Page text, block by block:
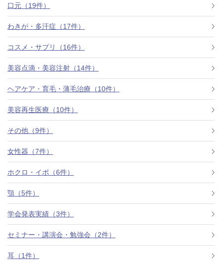
お悩みで探す
医師紹介
アクセス
西梅田から徒歩2分
ついて
よくあるご質問
美容ブログ
口元（19件）
わきが・多汗症（17件）
コスメ・サプリ（16件）
美容点滴・美容注射（14件）
ヘアケア・育毛・薄毛治療（10件）
美容再生医療（10件）
その他（9件）
女性器（7件）
ホクロ・イボ（6件）
顎（5件）
学会発表実績（3件）
セミナー・講演会・勉強会（2件）
耳（1件）